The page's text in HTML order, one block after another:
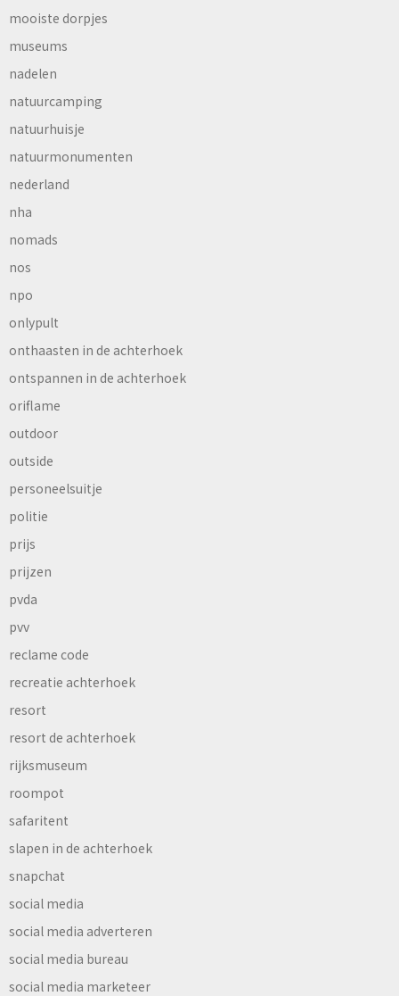
mooiste dorpjes
museums
nadelen
natuurcamping
natuurhuisje
natuurmonumenten
nederland
nha
nomads
nos
npo
onlypult
onthaasten in de achterhoek
ontspannen in de achterhoek
oriflame
outdoor
outside
personeelsuitje
politie
prijs
prijzen
pvda
pvv
reclame code
recreatie achterhoek
resort
resort de achterhoek
rijksmuseum
roompot
safaritent
slapen in de achterhoek
snapchat
social media
social media adverteren
social media bureau
social media marketeer